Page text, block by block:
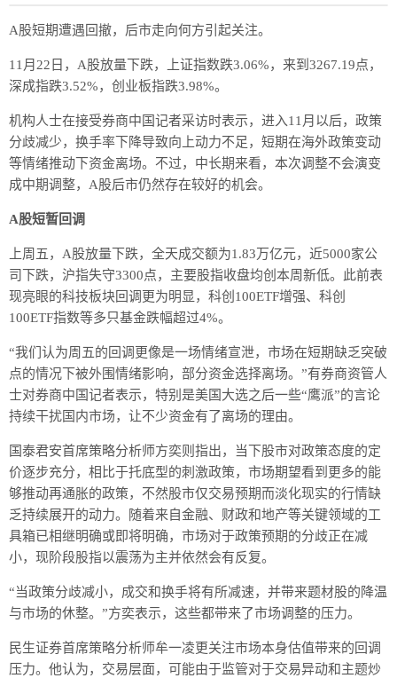
A股短期遭遇回撤，后市走向何方引起关注。
11月22日，A股放量下跌，上证指数跌3.06%，来到3267.19点，
深成指跌3.52%，创业板指跌3.98%。
机构人士在接受券商中国记者采访时表示，进入11月以后，政策
分歧减少，换手率下降导致向上动力不足，短期在海外政策变动
等情绪推动下资金离场。不过，中长期来看，本次调整不会演变
成中期调整，A股后市仍然存在较好的机会。
A股短暂回调
上周五，A股放量下跌，全天成交额为1.83万亿元，近5000家公
司下跌，沪指失守3300点，主要股指收盘均创本周新低。此前表
现亮眼的科技板块回调更为明显，科创100ETF增强、科创
100ETF指数等多只基金跌幅超过4%。
“我们认为周五的回调更像是一场情绪宣泄，市场在短期缺乏突破
点的情况下被外围情绪影响，部分资金选择离场。”有券商资管人
士对券商中国记者表示，特别是美国大选之后一些“鹰派”的言论
持续干扰国内市场，让不少资金有了离场的理由。
国泰君安首席策略分析师方奕则指出，当下股市对政策态度的定
价逐步充分，相比于托底型的刺激政策，市场期望看到更多的能
够推动再通胀的政策，不然股市仅交易预期而淡化现实的行情缺
乏持续展开的动力。随着来自金融、财政和地产等关键领域的工
具箱已相继明确或即将明确，市场对于政策预期的分歧正在减
小，现阶段股指以震荡为主并依然会有反复。
“当政策分歧减小，成交和换手将有所减速，并带来题材股的降温
与市场的休整。”方奕表示，这些都带来了市场调整的压力。
民生证券首席策略分析师牟一凌更关注市场本身估值带来的回调
压力。他认为，交易层面，可能由于监管对于交易异动和主题炒